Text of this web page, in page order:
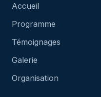
Accueil
Programme
Témoignages
Galerie
Organisation